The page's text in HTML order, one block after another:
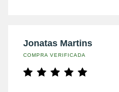
Jonatas Martins
COMPRA VERIFICADA